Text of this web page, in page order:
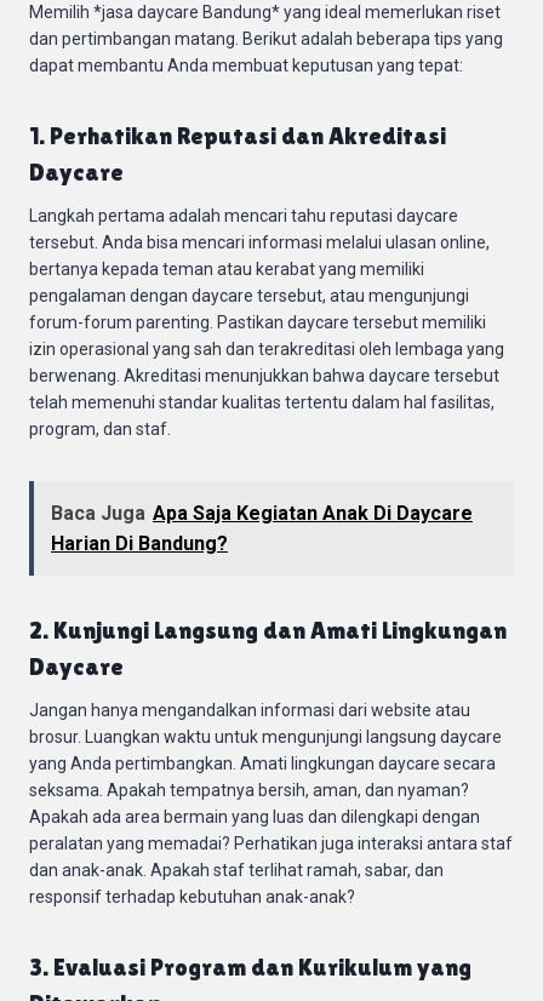
Memilih *jasa daycare Bandung* yang ideal memerlukan riset
dan pertimbangan matang. Berikut adalah beberapa tips yang
dapat membantu Anda membuat keputusan yang tepat:
1. Perhatikan Reputasi dan Akreditasi
Daycare
Langkah pertama adalah mencari tahu reputasi daycare
tersebut. Anda bisa mencari informasi melalui ulasan online,
bertanya kepada teman atau kerabat yang memiliki
pengalaman dengan daycare tersebut, atau mengunjungi
forum-forum parenting. Pastikan daycare tersebut memiliki
izin operasional yang sah dan terakreditasi oleh lembaga yang
berwenang. Akreditasi menunjukkan bahwa daycare tersebut
telah memenuhi standar kualitas tertentu dalam hal fasilitas,
program, dan staf.
Baca Juga Apa Saja Kegiatan Anak Di Daycare
Harian Di Bandung?
2. Kunjungi Langsung dan Amati Lingkungan
Daycare
Jangan hanya mengandalkan informasi dari website atau
brosur. Luangkan waktu untuk mengunjungi langsung daycare
yang Anda pertimbangkan. Amati lingkungan daycare secara
seksama. Apakah tempatnya bersih, aman, dan nyaman?
Apakah ada area bermain yang luas dan dilengkapi dengan
peralatan yang memadai? Perhatikan juga interaksi antara staf
dan anak-anak. Apakah staf terlihat ramah, sabar, dan
responsif terhadap kebutuhan anak-anak?
3. Evaluasi Program dan Kurikulum yang